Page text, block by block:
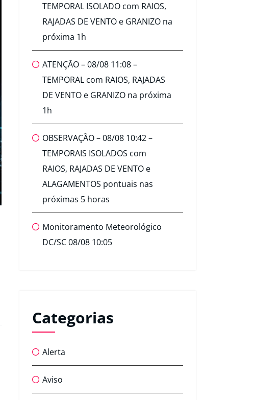
TEMPORAL ISOLADO com RAIOS,
RAJADAS DE VENTO e GRANIZO na
próxima 1h
ATENÇÃO – 08/08 11:08 –
TEMPORAL com RAIOS, RAJADAS
DE VENTO e GRANIZO na próxima
1h
OBSERVAÇÃO – 08/08 10:42 –
TEMPORAIS ISOLADOS com
RAIOS, RAJADAS DE VENTO e
ALAGAMENTOS pontuais nas
próximas 5 horas
Monitoramento Meteorológico
DC/SC 08/08 10:05
Categorias
Alerta
Aviso